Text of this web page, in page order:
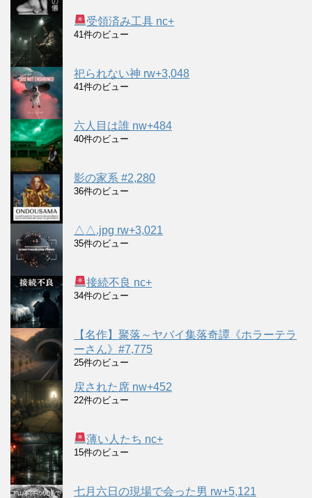
受領済み工具 nc+
41件のビュー
祀られない神 rw+3,048
41件のビュー
六人目は誰 nw+484
40件のビュー
影の家系 #2,280
36件のビュー
△△.jpg rw+3,021
35件のビュー
接続不良 nc+
34件のビュー
【名作】聚落～ヤバイ集落奇譚《ホラーテラ
ーさん》#7,775
25件のビュー
戻された席 nw+452
22件のビュー
薄い人たち nc+
15件のビュー
七月六日の現場で会った男 rw+5,121